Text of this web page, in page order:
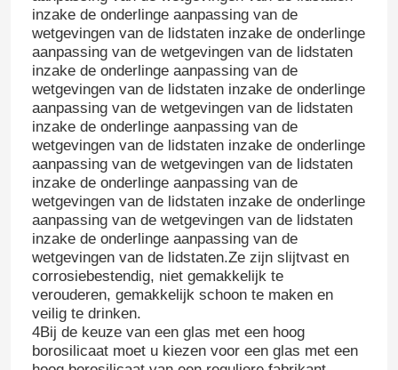
inzake de onderlinge aanpassing van de
wetgevingen van de lidstaten inzake de onderlinge
aanpassing van de wetgevingen van de lidstaten
inzake de onderlinge aanpassing van de
wetgevingen van de lidstaten inzake de onderlinge
aanpassing van de wetgevingen van de lidstaten
inzake de onderlinge aanpassing van de
wetgevingen van de lidstaten inzake de onderlinge
aanpassing van de wetgevingen van de lidstaten
inzake de onderlinge aanpassing van de
wetgevingen van de lidstaten inzake de onderlinge
aanpassing van de wetgevingen van de lidstaten
inzake de onderlinge aanpassing van de
wetgevingen van de lidstaten.Ze zijn slijtvast en
corrosiebestendig, niet gemakkelijk te
verouderen, gemakkelijk schoon te maken en
veilig te drinken.
4Bij de keuze van een glas met een hoog
borosilicaat moet u kiezen voor een glas met een